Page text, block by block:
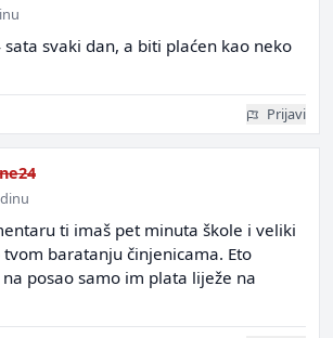
svaki dan, a biti plaćen kao neko
Prijavi
ti imaš pet minuta škole i veliki
tvom baratanju činjenicama. Eto
posao samo im plata liježe na